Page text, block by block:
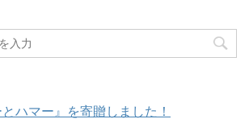
ハマー』を寄贈しました！